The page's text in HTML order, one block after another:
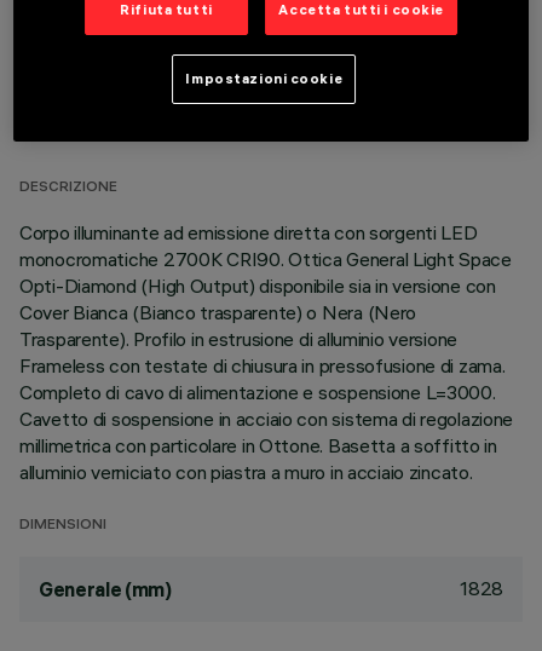
DATI TECNICI
DESCRIZIONE
Corpo illuminante ad emissione diretta con sorgenti LED
monocromatiche 2700K CRI90. Ottica General Light Space
Opti-Diamond (High Output) disponibile sia in versione con
Cover Bianca (Bianco trasparente) o Nera (Nero
Trasparente). Profilo in estrusione di alluminio versione
Frameless con testate di chiusura in pressofusione di zama.
Completo di cavo di alimentazione e sospensione L=3000.
Cavetto di sospensione in acciaio con sistema di regolazione
millimetrica con particolare in Ottone. Basetta a soffitto in
alluminio verniciato con piastra a muro in acciaio zincato.
DIMENSIONI
Generale (mm) 1828
Rifiuta tutti Accetta tutti i cookie
Impostazioni cookie